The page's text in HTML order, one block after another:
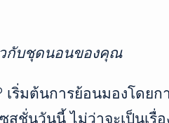
วกับชุดนอนของคุณ
ริ่มต้นการย้อนมองโดยก
ชั่นวันนี้ ไม่ว่าจะเป็นเรื่อ